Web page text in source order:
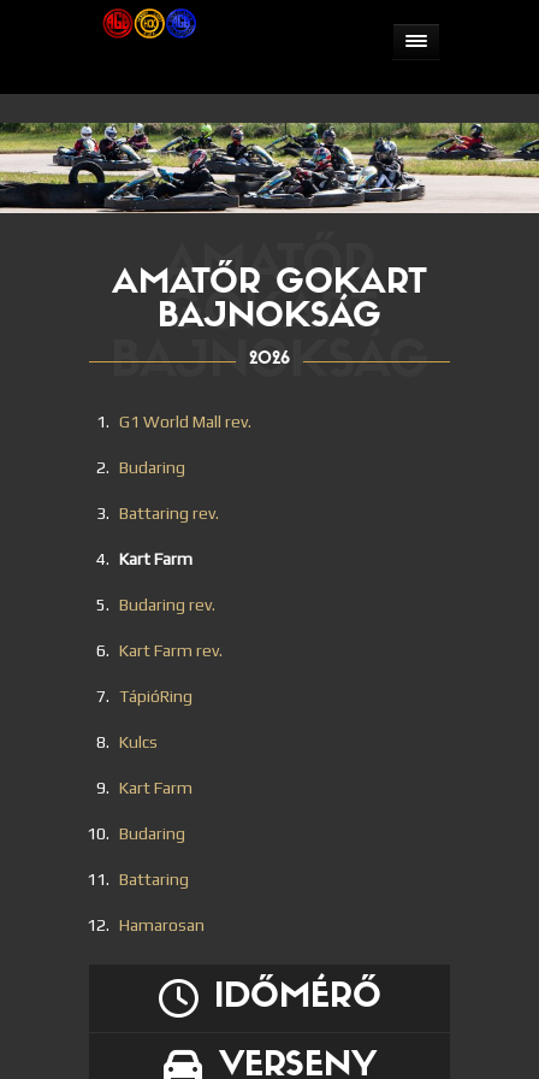
AMATŐR
GOKART
BAJNOKSÁG
AMATŐR GOKART
BAJNOKSÁG
2026
G1 World Mall rev.
Budaring
Battaring rev.
Kart Farm
Budaring rev.
Kart Farm rev.
TápióRing
Kulcs
Kart Farm
Budaring
Battaring
Hamarosan
IDŐMÉRŐ
VERSENY